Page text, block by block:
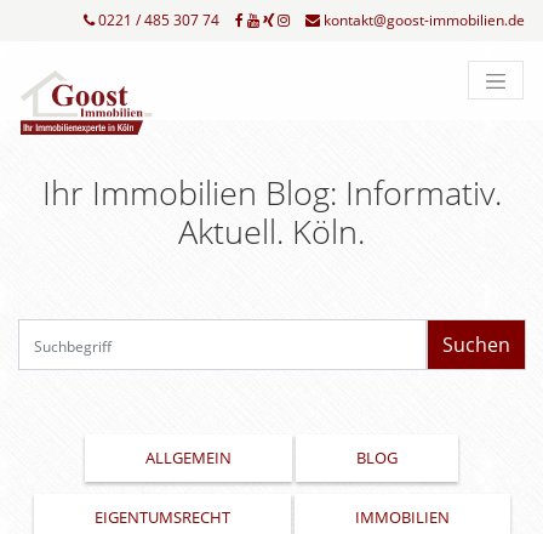
0221 / 485 307 74 kontakt@goost-immobilien.de
Ihr Immobilien Blog: Informativ.
Aktuell. Köln.
ALLGEMEIN BLOG
EIGENTUMSRECHT IMMOBILIEN